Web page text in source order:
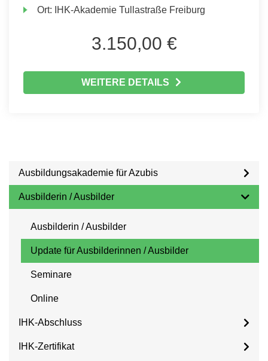
Ort: IHK-Akademie Tullastraße Freiburg
3.150,00 €
WEITERE DETAILS
Ausbildungsakademie für Azubis
Ausbilderin / Ausbilder
Ausbilderin / Ausbilder
Update für Ausbilderinnen / Ausbilder
Seminare
Online
IHK-Abschluss
IHK-Zertifikat